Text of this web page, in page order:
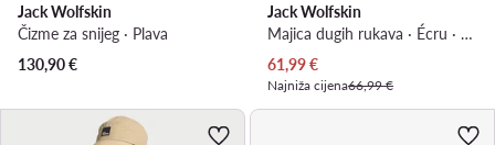
Jack Wolfskin
Čizme za snijeg · Plava
130,90€
Jack Wolfskin
Majica dugih rukava · Écru · Regular Fit
Trenutna cijena
61,99€
Najniža cijena66,99 €